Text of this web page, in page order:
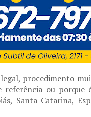
procedimento
ou porque
Santa Catarina,